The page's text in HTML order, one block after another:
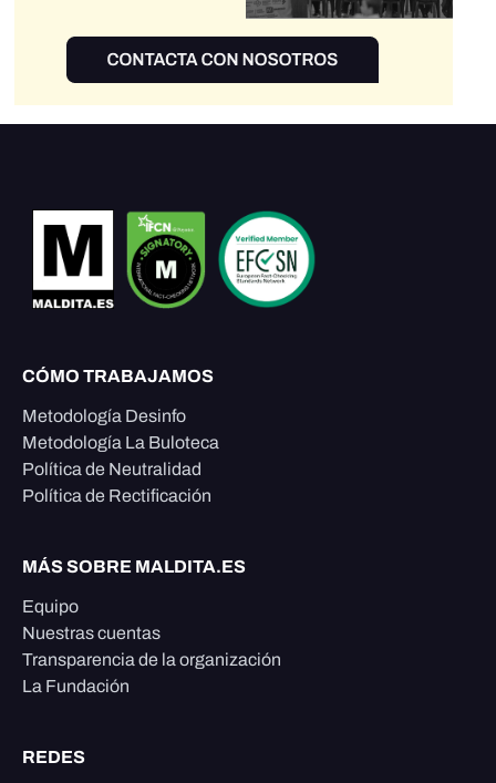
CÓMO TRABAJAMOS
Metodología Desinfo
Metodología La Buloteca
Política de Neutralidad
Política de Rectificación
MÁS SOBRE MALDITA.ES
Equipo
Nuestras cuentas
Transparencia de la organización
La Fundación
REDES